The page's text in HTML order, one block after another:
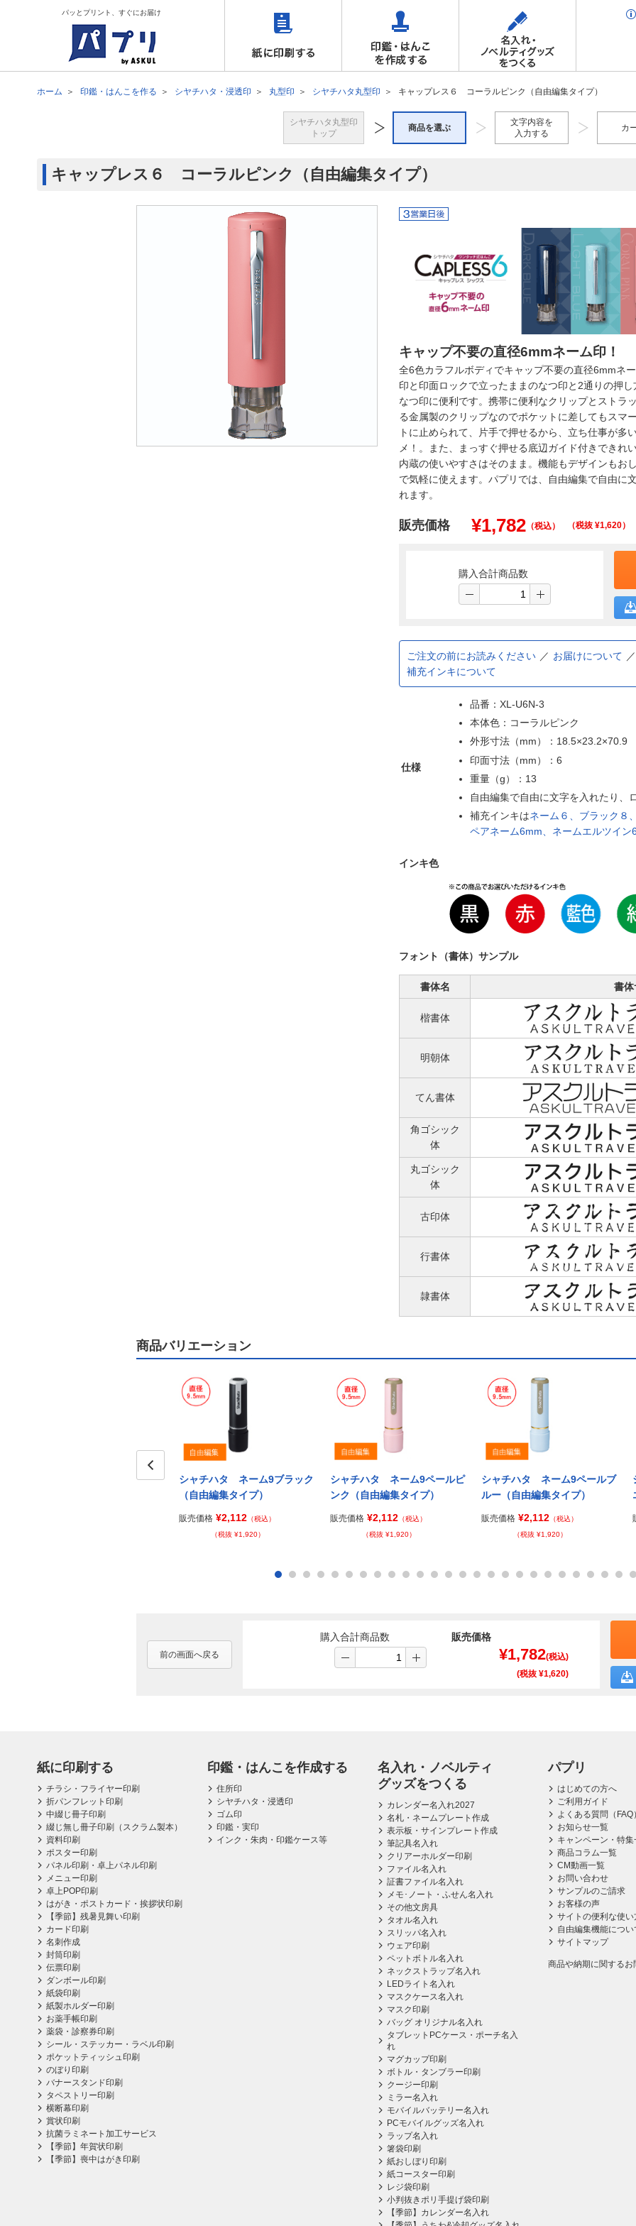
パッとプリント、すぐにお届け
ホーム 印鑑・はんこを作る シヤチハタ・浸透印 丸型印 シヤチハタ丸型印 キャップレス６ コーラルピンク（自由編集タイプ）
シヤチハタ丸型印
トップ
商品を選ぶ
文字内容を
入力する
カ
キャップレス６ コーラルピンク（自由編集タイプ）
キャップ不要の直径6mmネーム印！
全6色カラフルボディでキャップ不要の直径6mmネ
印と印面ロックで立ったままのなつ印と2通りの押
なつ印に便利です。携帯に便利なクリップとストラ
る金属製のクリップなのでポケットに差してもスマ
トに止められて、片手で押せるから、立ち仕事が多
メ！。また、まっすぐ押せる底辺ガイド付きできれ
内蔵の使いやすさはそのまま。機能もデザインもお
で気軽に使えます。パプリでは、自由編集で自由に
れます。
販売価格 ¥1,782 （税込） （税抜 ¥1,620）
購入合計商品数
ご注文の前にお読みください
お届けについて
補充インキについて
仕様
品番：XL-U6N-3
本体色：コーラルピンク
外形寸法（mm）：18.5×23.2×70.9
印面寸法（mm）：6
重量（g）：13
自由編集で自由に文字を入れたり、
補充インキはネーム６、ブラック８
ペアネーム6mm、ネームエルツイン
インキ色
フォント（書体）サンプル
書体名 書体
楷書体
明朝体
てん書体
角ゴシック
体
丸ゴシック
体
古印体
行書体
隷書体
商品バリエーション
シャチハタ ネーム9ブラック
（自由編集タイプ）
販売価格 ¥2,112 （税込）
（税抜 ¥1,920）
シャチハタ ネーム9ペールピ
ンク（自由編集タイプ）
販売価格 ¥2,112 （税込）
（税抜 ¥1,920）
シャチハタ ネーム9ペールブ
ルー（自由編集タイプ）
販売価格 ¥2,112 （税込）
（税抜 ¥1,920）
前の画面へ戻る
購入合計商品数 販売価格
¥1,782(税込)
(税抜 ¥1,620)
紙に印刷する
チラシ・フライヤー印刷
折パンフレット印刷
中綴じ冊子印刷
綴じ無し冊子印刷（スクラム製本）
資料印刷
ポスター印刷
パネル印刷・卓上パネル印刷
メニュー印刷
卓上POP印刷
はがき・ポストカード・挨拶状印刷
【季節】残暑見舞い印刷
カード印刷
名刺作成
封筒印刷
伝票印刷
ダンボール印刷
紙袋印刷
紙製ホルダー印刷
お薬手帳印刷
薬袋・診察券印刷
シール・ステッカー・ラベル印刷
ポケットティッシュ印刷
のぼり印刷
バナースタンド印刷
タペストリー印刷
横断幕印刷
賞状印刷
抗菌ラミネート加工サービス
【季節】年賀状印刷
【季節】喪中はがき印刷
印鑑・はんこを作成する
住所印
シヤチハタ・浸透印
ゴム印
印鑑・実印
インク・朱肉・印鑑ケース等
名入れ・ノベルティ
グッズをつくる
カレンダー名入れ2027
名札・ネームプレート作成
表示板・サインプレート作成
筆記具名入れ
クリアーホルダー印刷
ファイル名入れ
証書ファイル名入れ
メモ･ノート・ふせん名入れ
その他文房具
タオル名入れ
スリッパ名入れ
ウェア印刷
ペットボトル名入れ
ネックストラップ名入れ
LEDライト名入れ
マスクケース名入れ
マスク印刷
バッグ オリジナル名入れ
タブレットPCケース・ポーチ名入
れ
マグカップ印刷
ボトル・タンブラー印刷
クージー印刷
ミラー名入れ
モバイルバッテリー名入れ
PCモバイルグッズ名入れ
ラップ名入れ
箸袋印刷
紙おしぼり印刷
紙コースター印刷
レジ袋印刷
小判抜きポリ手提げ袋印刷
【季節】カレンダー名入れ
パプリ
はじめての方へ
ご利用ガイド
よくある質問（FAQ
お知らせ一覧
キャンペーン・特集
商品コラム一覧
CM動画一覧
お問い合わせ
サンプルのご請求
お客様の声
サイトの便利な使い
自由編集機能につい
サイトマップ
商品や納期に関する